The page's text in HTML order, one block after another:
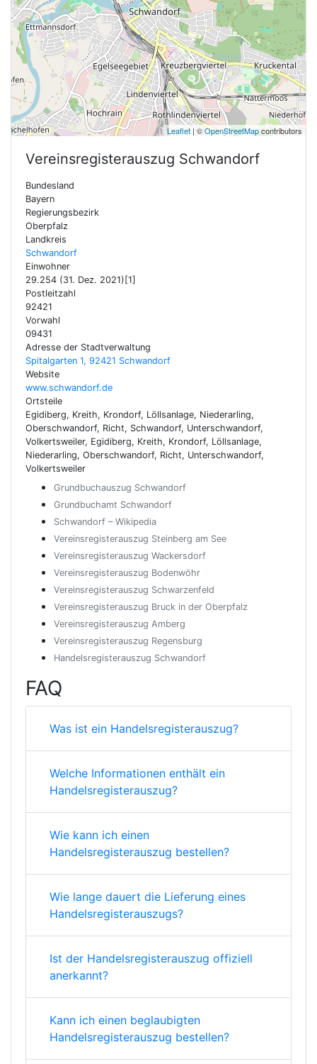
Leaflet | ©OpenStreetMapcontributors
Vereinsregisterauszug Schwandorf
Bundesland
Bayern
Regierungsbezirk
Oberpfalz
Landkreis
Schwandorf
Einwohner
29.254 (31. Dez. 2021)[1]
Postleitzahl
92421
Vorwahl
09431
Adresse der Stadtverwaltung
Spitalgarten 1, 92421 Schwandorf
Website
www.schwandorf.de
Ortsteile
Egidiberg, Kreith, Krondorf, Löllsanlage, Niederarling,
Oberschwandorf, Richt, Schwandorf, Unterschwandorf,
Volkertsweiler, Egidiberg, Kreith, Krondorf, Löllsanlage,
Niederarling, Oberschwandorf, Richt, Unterschwandorf,
Volkertsweiler
Grundbuchauszug Schwandorf
Grundbuchamt Schwandorf
Schwandorf – Wikipedia
Vereinsregisterauszug Steinberg am See
Vereinsregisterauszug Wackersdorf
Vereinsregisterauszug Bodenwöhr
Vereinsregisterauszug Schwarzenfeld
Vereinsregisterauszug Bruck in der Oberpfalz
Vereinsregisterauszug Amberg
Vereinsregisterauszug Regensburg
Handelsregisterauszug Schwandorf
FAQ
Was ist ein Handelsregisterauszug?
Welche Informationen enthält ein
Handelsregisterauszug?
Wie kann ich einen
Handelsregisterauszug bestellen?
Wie lange dauert die Lieferung eines
Handelsregisterauszugs?
Ist der Handelsregisterauszug offiziell
anerkannt?
Kann ich einen beglaubigten
Handelsregisterauszug bestellen?